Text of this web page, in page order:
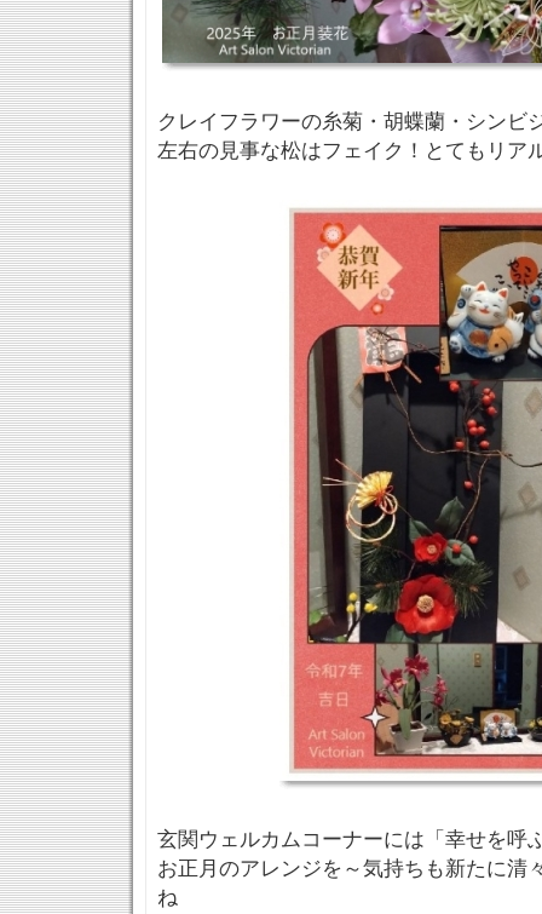
クレイフラワーの糸菊・胡蝶蘭・シンビ
左右の見事な松はフェイク！とてもリア
玄関ウェルカムコーナーには「幸せを呼
お正月のアレンジを～気持ちも新たに清
ね